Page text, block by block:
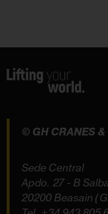
© GH CRANES
Sede Central
Apdo. 27 - B
20200 Beasain